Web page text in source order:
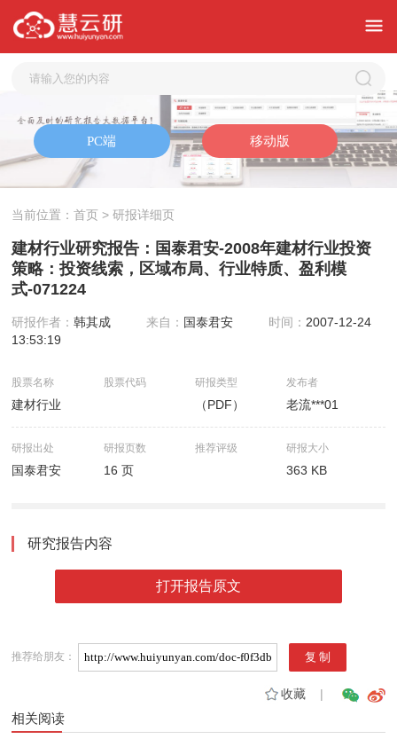
当前位置：首页 > 研报详细页
建材行业研究报告：国泰君安-2008年建材行业投资
策略：投资线索，区域布局、行业特质、盈利模
式-071224
研报作者：韩其成 来自： 国泰君安 时间： 2007-12-24
13:53:19
股票名称
建材行业
股票代码 研报类型
（PDF）
发布者
老流***01
研报出处
国泰君安
研报页数
16 页
推荐评级 研报大小
363 KB
研究报告内容
打开报告原文
推荐给朋友：
收藏|
相关阅读